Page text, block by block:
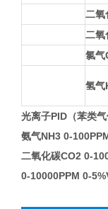
二氧
二氧
氯气
氢气
光离子PID（苯类
氨气NH3 0-
二氧化碳CO2 0-
0-10000PPM 0-